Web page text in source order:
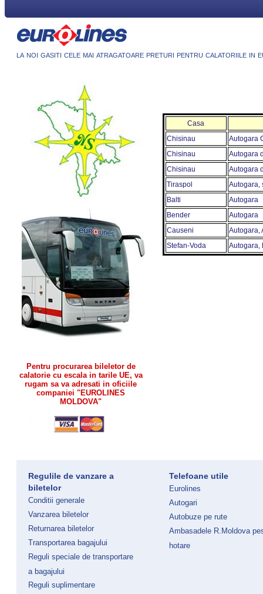
la noi gasiti cele mai atragatoare preturi pentru calatoriile in
Pentru procurarea bileletor de
calatorie cu escala in tarile UE, va
rugam sa va adresati in oficiile
companiei "EUROLINES
MOLDOVA"
Casa
Chisinau
Autogara
Chisinau
Autogara
Chisinau
Autogara
Тiraspol
Аutogara,
Balti
Аutogara
Bender
Аutogara
Causeni
Аutogara,
Stefan-Voda
Аutogara,
Regulile de vanzare a
biletelor
Conditii generale
Vanzarea biletelor
Returnarea biletelor
Transportarea bagajului
Reguli speciale de transportare
a bagajului
Reguli suplimentare
Telefoane utile
Eurolines
Autogari
Autobuze pe rute
Ambasadele R.Moldova
hotare